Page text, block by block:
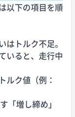
以下の項目を順
トルク不足。
いると、走行中
ルク値（例：
「増し締め」